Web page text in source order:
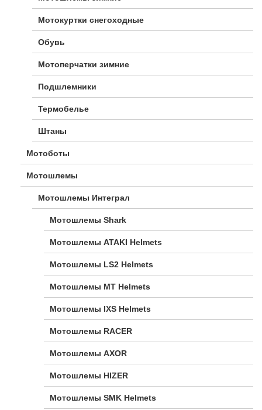
Мотокуртки снегоходные
Обувь
Мотоперчатки зимние
Подшлемники
Термобелье
Штаны
Мотоботы
Мотошлемы
Мотошлемы Интеграл
Мотошлемы Shark
Мотошлемы ATAKI Helmets
Мотошлемы LS2 Helmets
Мотошлемы MT Helmets
Мотошлемы IXS Helmets
Мотошлемы RACER
Мотошлемы AXOR
Мотошлемы HIZER
Мотошлемы SMK Helmets